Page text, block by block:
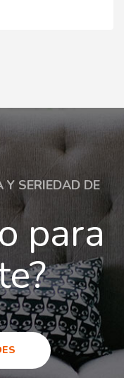
SERIEDAD DE
para